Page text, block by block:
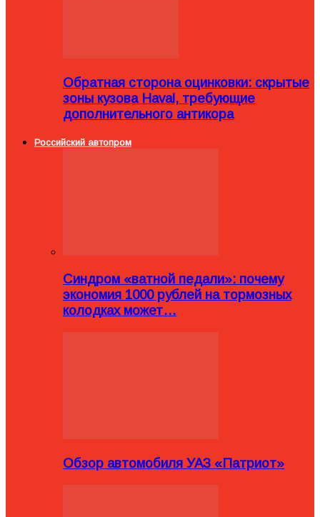
Обратная сторона оцинковки: скрытые
зоны кузова Haval, требующие
дополнительного антикора
Российский автопром
Синдром «ватной педали»: почему
экономия 1000 рублей на тормозных
колодках может…
Обзор автомобиля УАЗ «Патриот»